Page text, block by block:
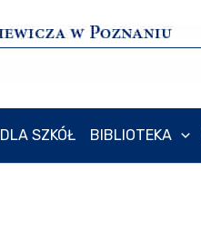
DLA SZKÓŁ BIBLIOTEKA